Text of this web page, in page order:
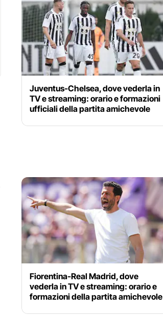
Juventus-Chelsea, dove vederla in
TV e streaming: orario e formazioni
ufficiali della partita amichevole
Fiorentina-Real Madrid, dove
vederla in TV e streaming: orario e
formazioni della partita amichevole